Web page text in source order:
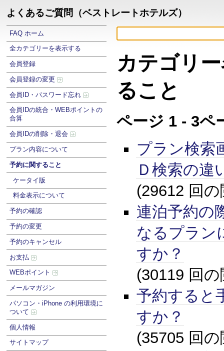
よくあるご質問（ベストレートホテルズ）
FAQ ホーム
全カテゴリーを表示する
会員登録
会員登録の変更
会員ID・パスワード忘れ
会員IDの統合・WEBポイントの
合算
会員IDの削除・退会
プラン内容について
予約に関すること
ケータイ版
料金表示について
予約の確認
予約の変更
予約のキャンセル
お支払
WEBポイント
メールマガジン
パソコン・iPhone の利用環境に
ついて
個人情報
サイトマップ
カテゴリ
ること
ページ 1 - 3ペ
プラン検索
Ｄ検索の違
(29612 回
連泊予約の
なるプラン
すか？
(30119 回
予約すると
すか？
(35705 回